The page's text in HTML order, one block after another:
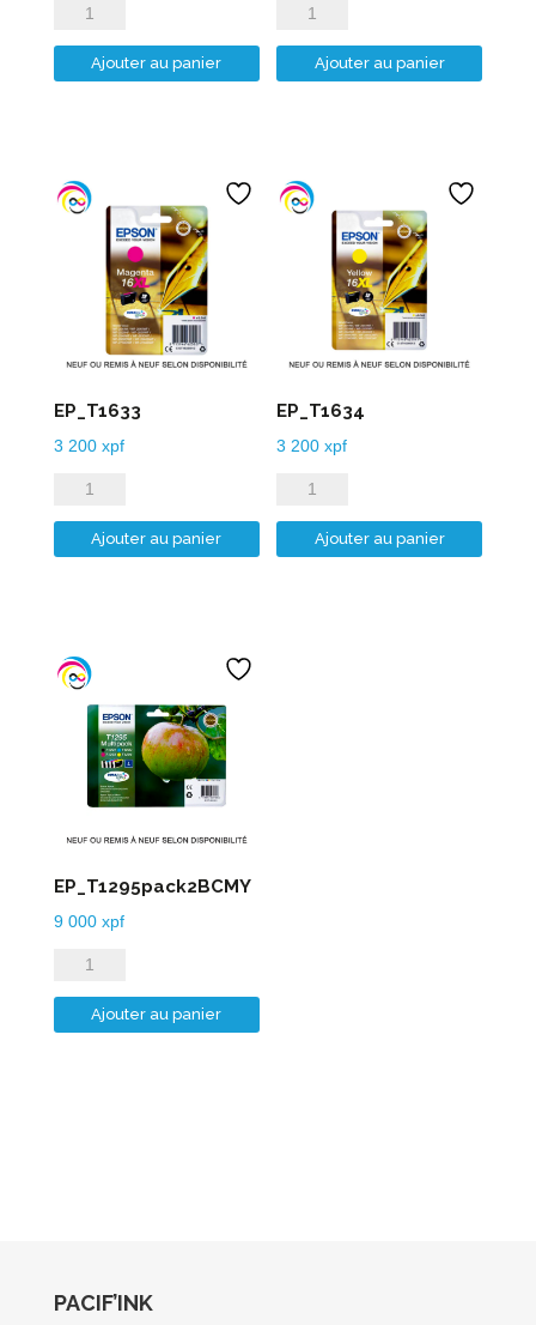
quantité
de
EP_T1631
Ajouter au panier
quantité
de
EP_T1632
Ajouter au panier
EP_T1633
3 200 xpf
quantité
de
EP_T1633
Ajouter au panier
EP_T1634
3 200xpf
quantité
de
EP_T1634
Ajouter au panier
EP_T1295pack2BCMY
9 000 xpf
quantité
de
EP_T1295pack2BCMY
Ajouter au panier
PACIF’INK